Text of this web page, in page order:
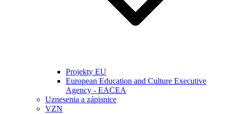
Projekty EU
European Education and Culture Executive
Agency - EACEA
Uznesenia a zápisnice
VZN